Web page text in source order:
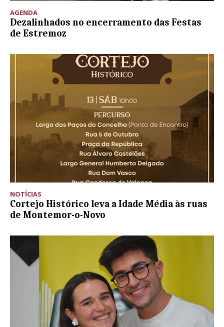
AGENDA
Dezalinhados no encerramento das Festas
de Estremoz
NOTÍCIAS
Cortejo Histórico leva a Idade Média às ruas
de Montemor-o-Novo